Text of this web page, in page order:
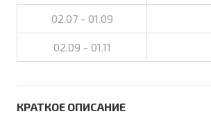
02.07 - 01.09
02.09 - 01.11
КРАТКОЕ ОПИСАНИЕ